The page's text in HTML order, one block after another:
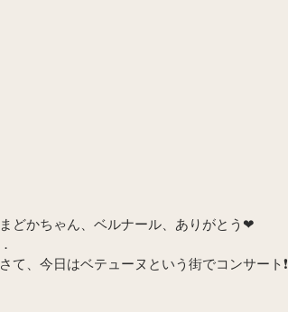
まどかちゃん、ベルナール、ありがとう❤︎
．
さて、今日はベテューヌという街でコンサート❗️